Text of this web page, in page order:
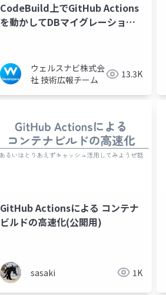
CodeBuild上でGitHub Actions
を動かしてDBマイグレーション
ウェルスナビ株式会
社 技術広報チーム
13.3K
GitHub Actionsによる コンテナ
ビルドの高速化(公開用)
sasaki 1K